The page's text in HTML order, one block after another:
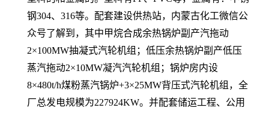
钢304、316等。配套建设供热站，内蒙古化工微信公
众号了解到，其中甲烷合成余热锅炉副产汽拖动
2×100MW抽凝式汽轮机组；低压余热锅炉副产低压
蒸汽拖动2×10MW凝汽汽轮机组；锅炉房内设
8×480t/h煤粉蒸汽锅炉+3×25MW背压式汽轮机组，全
厂总发电规模为227924KW。并配套储运工程、公用